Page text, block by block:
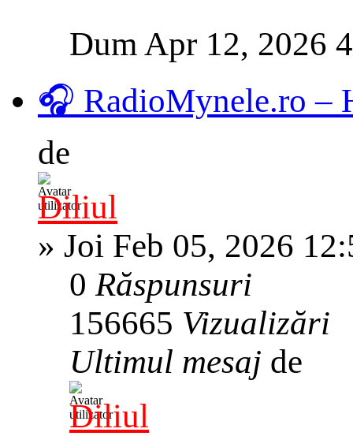
Dum Apr 12, 2026
🎧 RadioMynele.ro –
de
Diliul
» Joi Feb 05, 2026
0Răspunsuri
156665 Vizualizări
Ultimul mesaj de
Diliul